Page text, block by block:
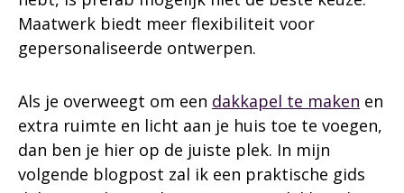
Maatwerk biedt meer flexibiliteit voor
gepersonaliseerde ontwerpen.
Als je overweegt om een dakkapel te maken en
extra ruimte en licht aan je huis toe te voegen,
dan ben je hier op de juiste plek. In mijn
volgende blogpost zal ik een praktische gids